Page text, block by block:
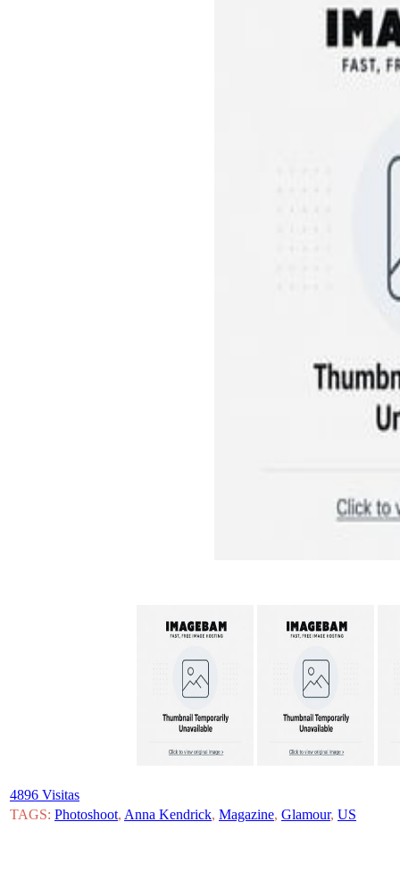
4896 Visitas
TAGS: Photoshoot, Anna Kendrick, Magazine, Glamour, US